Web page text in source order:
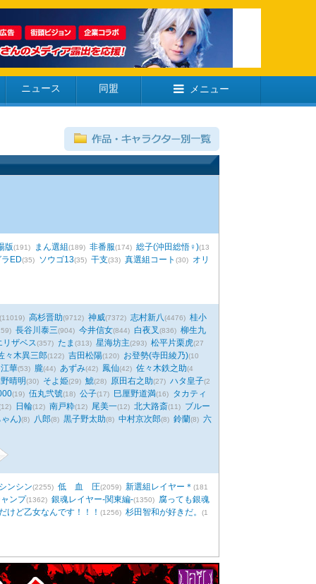
ニュース 同盟 メニュー
版(191) まん選組(189) 非番服(174) 総子(沖田総悟♀)(13
ED(35) ソウゴ13(35) 干支(33) 真選組コート (30)
オリ
(11019) 高杉晋助(9712) 神威(7372) 志村新八(4476) 桂小
長谷川泰三(904) 今井信女(844) 白夜叉(836) 柳生九
リザベス(357) たま (313) 星海坊主(293) 松平片栗虎(27
々木異三郎(122) 吉田松陽(120) お登勢(寺田綾乃)(10
江華(53) 朧(44) あずみ(42) 鳳仙(42) 佐々木鉄之助(4
晴明(30) そよ姫(29) 鯱(28) 原田右之助(27) ハタ皇子(2
(19) 伍丸弐號(18) 公子(17) 巳厘野道満(16)
タカティ
日輪(12) 南戸粋(12) 尾美一(12) 北大路斎(11)
ブルー
ん)(8) 八郎(8) 黒子野太助(8) 中村京次郎(8) 鈴蘭(8) 六
ンシン(2255) 低 血 圧(2059) 新選組レイヤー＊ (181
ンプ(1362) 銀魂レイヤー-関東編-(1350)
腐っても銀魂
けど乙女なんです！！！ (1256) 杉田智和が好きだ。
(1